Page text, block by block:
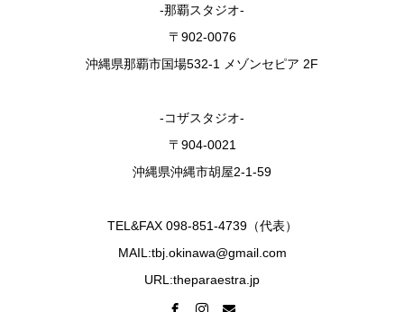
-那覇スタジオ-
〒902-0076
沖縄県那覇市国場532-1 メゾンセピア 2F
-コザスタジオ-
〒904-0021
沖縄県沖縄市胡屋2-1-59
TEL&FAX 098-851-4739（代表）
MAIL:tbj.okinawa@gmail.com
URL:theparaestra.jp